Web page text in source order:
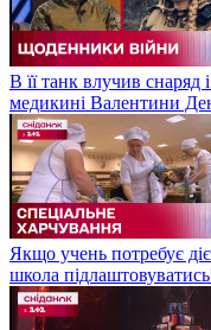
В її танк влучив снаряд
медикині Валентини
Якщо учень потребує
школа